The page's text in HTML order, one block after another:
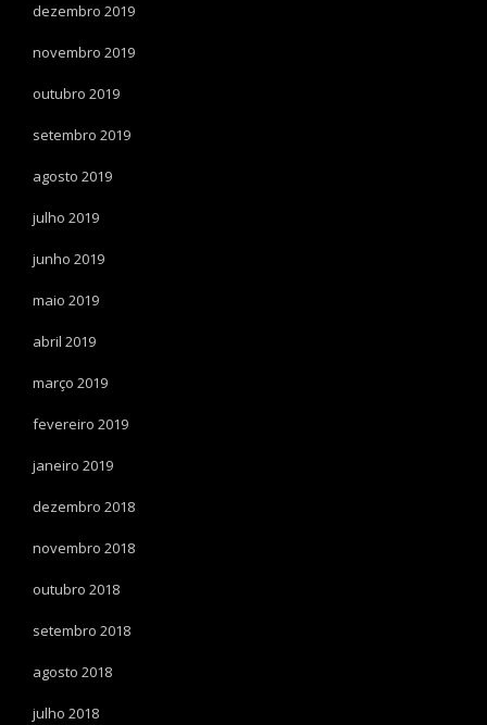
dezembro 2019
novembro 2019
outubro 2019
setembro 2019
agosto 2019
julho 2019
junho 2019
maio 2019
abril 2019
março 2019
fevereiro 2019
janeiro 2019
dezembro 2018
novembro 2018
outubro 2018
setembro 2018
agosto 2018
julho 2018